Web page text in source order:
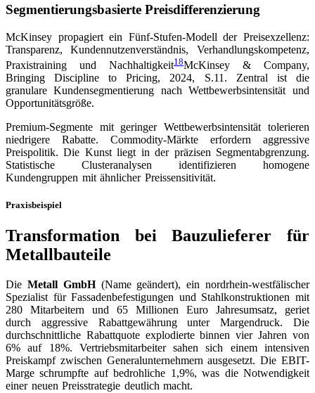
Segmentierungsbasierte Preisdifferenzierung
McKinsey propagiert ein Fünf-Stufen-Modell der Preisexzellenz:
Transparenz, Kundennutzenverständnis, Verhandlungskompetenz,
Praxistraining und Nachhaltigkeit18McKinsey & Company,
Bringing Discipline to Pricing, 2024, S.11 . Zentral ist die
granulare Kundensegmentierung nach Wettbewerbsintensität und
Opportunitätsgröße.
Premium-Segmente mit geringer Wettbewerbsintensität tolerieren
niedrigere Rabatte. Commodity-Märkte erfordern aggressive
Preispolitik. Die Kunst liegt in der präzisen Segmentabgrenzung.
Statistische Clusteranalysen identifizieren homogene
Kundengruppen mit ähnlicher Preissensitivität.
Praxisbeispiel
Transformation bei Bauzulieferer für
Metallbauteile
Die Metall GmbH(Name geändert), ein nordrhein-westfälischer
Spezialist für Fassadenbefestigungen und Stahlkonstruktionen mit
280 Mitarbeitern und 65 Millionen Euro Jahresumsatz, geriet
durch aggressive Rabattgewährung unter Margendruck. Die
durchschnittliche Rabattquote explodierte binnen vier Jahren von
6% auf 18%. Vertriebsmitarbeiter sahen sich einem intensiven
Preiskampf zwischen Generalunternehmern ausgesetzt. Die EBIT-
Marge schrumpfte auf bedrohliche 1,9%, was die Notwendigkeit
einer neuen Preisstrategie deutlich macht.